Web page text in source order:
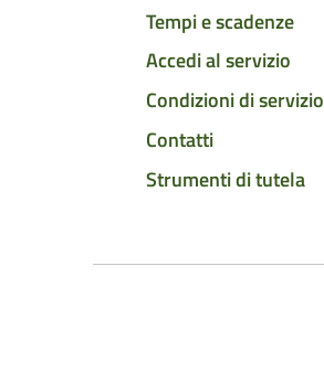
Tempi e scadenze
Accedi al servizio
Condizioni di servizio
Contatti
Strumenti di tutela